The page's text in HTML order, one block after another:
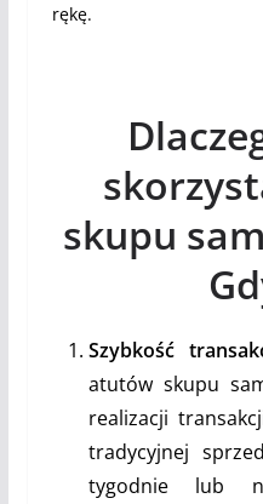
rękę.
skupu
Szybkość
atutów skupu
realizacji
tradycyjnej
tygodnie lub